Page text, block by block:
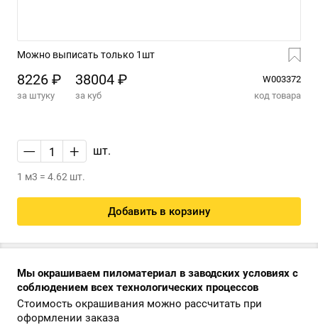
Можно выписать только 1шт
8226 ₽ 38004 ₽
W003372
за штуку
за куб код товара
— + шт.
1 м3 = 4.62 шт.
Добавить в корзину
Мы окрашиваем пиломатериал в заводских условиях с
соблюдением всех технологических процессов
Стоимость окрашивания можно рассчитать при
оформлении заказа